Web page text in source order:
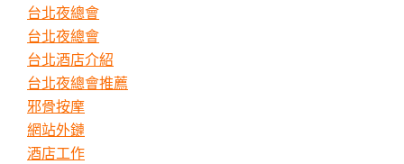
台北夜總會
台北夜總會
台北酒店介紹
台北夜總會推薦
邪骨按摩
網站外鏈
酒店工作